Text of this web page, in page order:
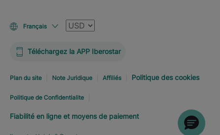
Français Devise
Téléchargez la APP Iberostar
Plan du site Note Juridique Affiliés Politique des cookies
Politique de Confidentialite
Fiabilité en ligne et moyens de paiement